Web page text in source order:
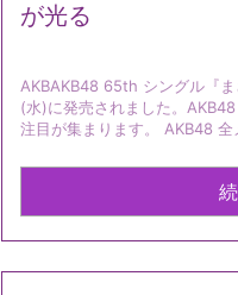
が光る
AKBAKB48 65th シングル『
(水)に発売されました。
注目が集まります。 AKB48 全